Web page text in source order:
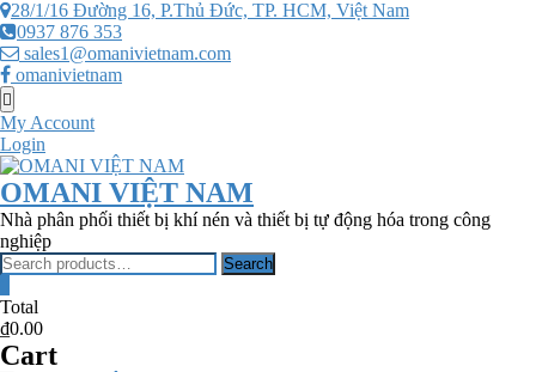
Skip
to
content
28/1/16 Đường 16, P.Thủ Đức, TP. HCM, Việt Nam
0937 876 353
sales1@omanivietnam.com
omanivietnam
Topbar
Menu
My Account
Login
OMANI VIỆT NAM
Nhà phân phối thiết bị khí nén và thiết bị tự động hóa trong công
nghiệp
Search
Search
Total
₫0.00
Cart